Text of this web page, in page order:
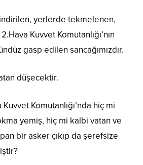
yerlerde tekmelenen,
Kuvvet Komutanlığı’nın
gasp edilen sancağımızdır.
düşecektir.
Komutanlığı’nda hiç mi
yemiş, hiç mi kalbi vatan ve
bir asker çıkıp da şerefsize